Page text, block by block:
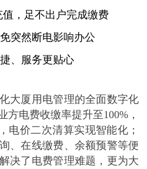
，足不出户完成缴费
突然断电影响办公
、服务更贴心
大厦用电管理的全面数字化
方电费收缴率提升至100%，
电价二次清算实现智能化；
、在线缴费、余额预警等便
决了电费管理难题，更为大